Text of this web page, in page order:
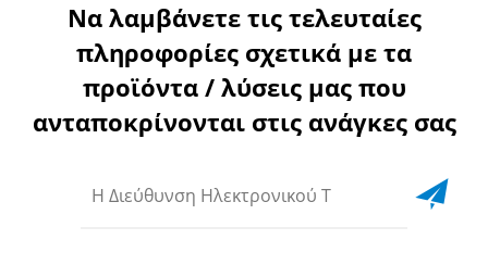
Να λαμβάνετε τις τελευταίες
πληροφορίες σχετικά με τα
προϊόντα / λύσεις μας που
ανταποκρίνονται στις ανάγκες σας